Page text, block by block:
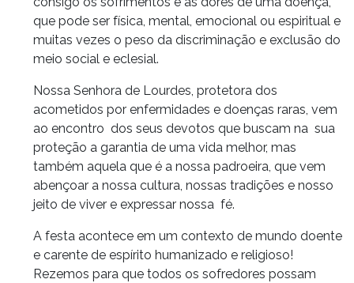
que pode ser física, mental, emocional ou espiritual e
muitas vezes o peso da discriminação e exclusão do
meio social e eclesial.
Nossa Senhora de Lourdes, protetora dos
acometidos por enfermidades e doenças raras, vem
ao encontro dos seus devotos que buscam na sua
proteção a garantia de uma vida melhor, mas
também aquela que é a nossa padroeira, que vem
abençoar a nossa cultura, nossas tradições e nosso
jeito de viver e expressar nossa fé.
A festa acontece em um contexto de mundo doente
e carente de espírito humanizado e religioso!
Rezemos para que todos os sofredores possam